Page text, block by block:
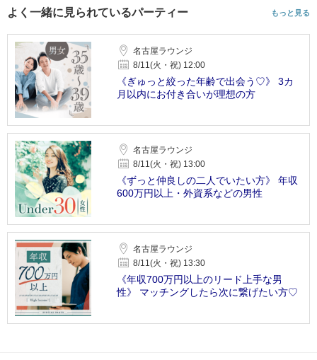
よく一緒に見られているパーティー もっと見る
名古屋ラウンジ
8/11(火・祝) 12:00
《ぎゅっと絞った年齢で出会う♡》 3カ
月以内にお付き合いが理想の方
名古屋ラウンジ
8/11(火・祝) 13:00
《ずっと仲良しの二人でいたい方》 年収
600万円以上・外資系などの男性
名古屋ラウンジ
8/11(火・祝) 13:30
《年収700万円以上のリード上手な男
性》 マッチングしたら次に繋げたい方♡